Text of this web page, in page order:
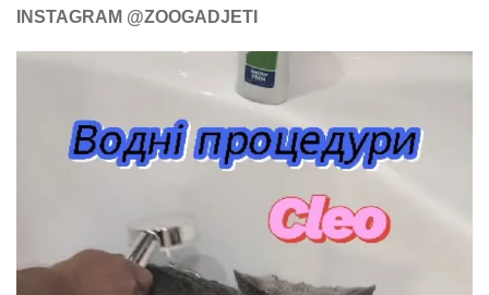
INSTAGRAM @ZOOGADJETI